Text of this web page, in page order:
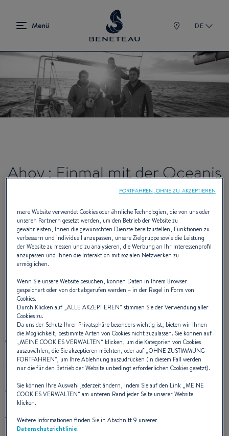
DE
Ahoy : Einmal mit der Oceanis
über den Atlantischen Ozean,
um auf die Mukoviszidose
aufmerksam zu machen
Zusammen wollen wir für Hoffnung sorgen
AHOY heißt das Projekt von vier jungen Menschen, das
eine ganz besondere Herausforderung für den an
Mukoviszidose erkrankten 23-jährigen Alexandre ist. Im
411 zusammen das Abenteuer wagen und damit weltweit
auf die Krankheit aufmerksam machen und
Aufklärungsarbeit über die für Erkrankte
lebensnotwendige Organspende leisten.
nsere Website verwendet Cookies oder ähnliche Technologien, die von uns oder
unseren Partnern gesetzt werden, um den Betrieb der Website zu
gewährleisten, Ihnen die gewünschten Dienste bereitzustellen, Funktionen zu
verbessern und individuell anzupassen, unsere Zielgruppe sowie die Leistung
der Website zu messen und zu analysieren, die Werbung an Ihr Interessenprofil
anzupassen und Ihnen die Interaktion mit sozialen Netzwerken zu
ermöglichen.
Wenn Sie unsere Website besuchen, können Daten in Ihrem Browser
gespeichert oder von dort abgerufen werden – in der Regel in Form von
Cookies.
Durch Klicken auf „ALLE AKZEPTIEREN“ stimmen Sie der Verwendung aller
Cookies zu.
Da uns der Schutz Ihrer Privatsphäre besonders wichtig ist, bieten wir Ihnen
die Möglichkeit, bestimmte Arten von Cookies nicht zuzulassen. Sie können auf
„MEINE COOKIES VERWALTEN“ klicken, um die Kategorien von Cookies
auszuwählen, die Sie akzeptieren möchten, oder auf „OHNE ZUSTIMMUNG
FORTFAHREN“, um Ihre Ablehnung auszudrücken (in diesem Fall werden
nur die für den Betrieb der Website unbedingt erforderlichen Cookies gesetzt).
Sie können Ihre Auswahl jederzeit ändern, indem Sie auf den Link „MEINE
COOKIES VERWALTEN“ am unteren Rand jeder Seite unserer Website
klicken.
Weitere Informationen finden Sie in Abschnitt 9 unserer
Datenschutzrichtlinie.
FORTFAHREN, OHNE ZU AKZEPTIEREN